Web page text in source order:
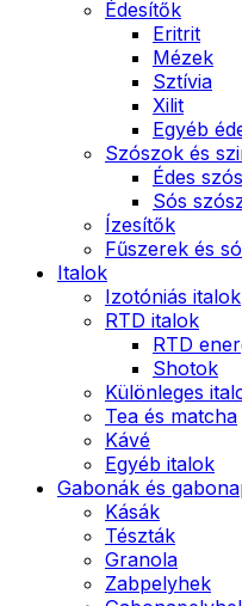
Édesítők
Eritrit
Mézek
Sztívia
Xilit
Egyéb
Szószok és
Édes
Sós
Ízesítők
Fűszerek és só
Italok
Izotóniás italok
RTD italok
RTD
Shotok
Különleges
Tea és matcha
Kávé
Egyéb italok
Gabonák és
Kásák
Tészták
Granola
Zabpelyhek